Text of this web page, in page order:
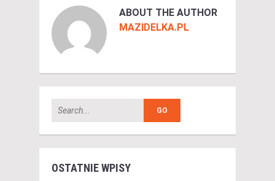
ABOUT THE AUTHOR
MAZIDELKA.PL
OSTATNIE WPISY